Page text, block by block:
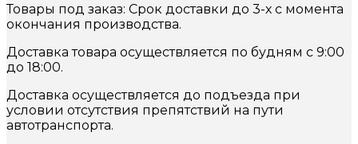
Товары под заказ: Срок доставки до 3-х с момента
окончания производства.
Доставка товара осуществляется по будням с 9:00
до 18:00.
Доставка осуществляется до подъезда при
условии отсутствия препятствий на пути
автотранспорта.